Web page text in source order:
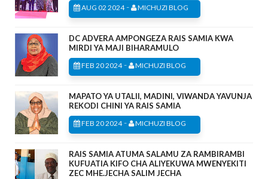
AUG 02 2024- MICHUZI BLOG
DC ADVERA AMPONGEZA RAIS SAMIA KWA
MIRDI YA MAJI BIHARAMULO
FEB 20 2024- MICHUZI BLOG
MAPATO YA UTALII, MADINI, VIWANDA YAVUNJA
REKODI CHINI YA RAIS SAMIA
FEB 20 2024- MICHUZI BLOG
RAIS SAMIA ATUMA SALAMU ZA RAMBIRAMBI
KUFUATIA KIFO CHA ALIYEKUWA MWENYEKITI
ZEC MHE.JECHA SALIM JECHA